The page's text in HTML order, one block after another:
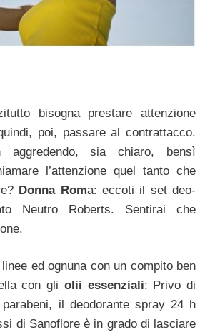
bisogna prestare attenzione
poi, passare al contrattacco.
aggredendo, sia chiaro, bensì
l’attenzione quel tanto che
Donna Roma: eccoti il set deo-
Neutro Roberts. Sentirai che
ed ognuna con un compito ben
con gli olii essenziali: Privo di
il deodorante spray 24 h
di Sanoflore è in grado di lasciare